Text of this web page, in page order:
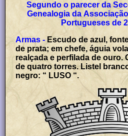
Segundo o parecer da
Genealogia da
Portugueses de
Armas - Escudo de azul,
de prata; em chefe, águia
realçada e perfilada de ouro.
de quatro torres. Listel
negro: “ LUSO “.